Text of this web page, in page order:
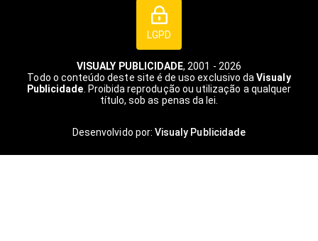
LGPD
VISUALY PUBLICIDADE, 2001 - 2026
Todo o conteúdo deste site é de uso exclusivo daVisualy
Publicidade. Proibida reprodução ou utilização a qualquer
título, sob as penas da lei.
Desenvolvido por: Visualy Publicidade